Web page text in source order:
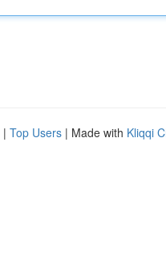
| Top Users | Made with Kliqqi